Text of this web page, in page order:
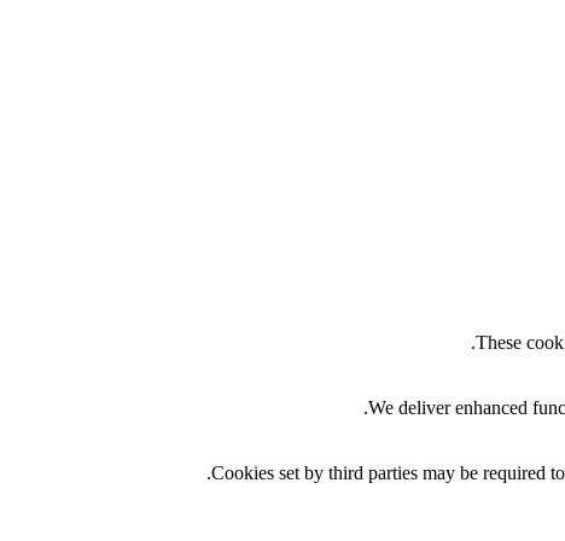
These
We deliver enhanced
Cookies set by third parties may be required